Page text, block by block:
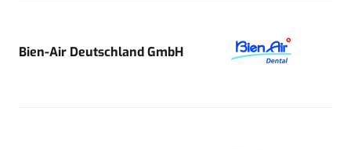
Bien-Air Deutschland GmbH